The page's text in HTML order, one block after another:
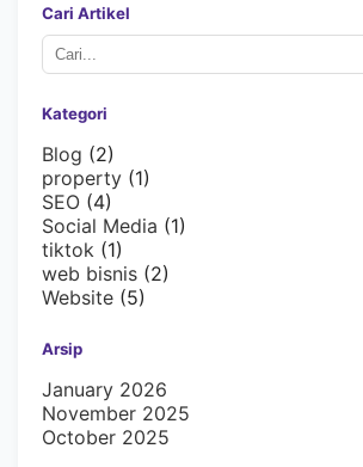
Cari Artikel
Kategori
Blog (2)
property (1)
SEO (4)
Social Media (1)
tiktok (1)
web bisnis (2)
Website (5)
Arsip
January 2026
November 2025
October 2025